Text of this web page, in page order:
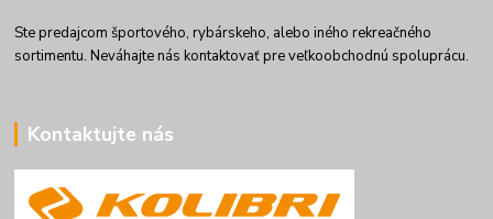
Ste predajcom športového, rybárskeho, alebo iného rekreačného
sortimentu. Neváhajte nás kontaktovať pre veľkoobchodnú spoluprácu.
Kontaktujte nás